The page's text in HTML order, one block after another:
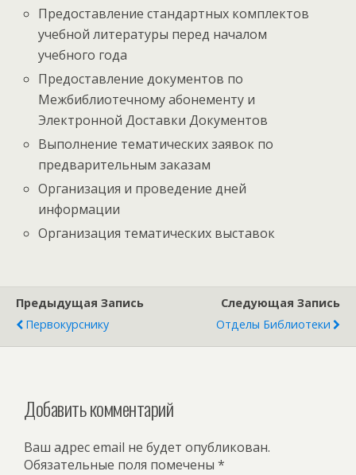
Предоставление стандартных комплектов
учебной литературы перед началом
учебного года
Предоставление документов по
Межбиблиотечному абонементу и
Электронной Доставки Документов
Выполнение тематических заявок по
предварительным заказам
Организация и проведение дней
информации
Организация тематических выставок
Предыдущая Запись
Первокурснику
Следующая Запись
Отделы Библиотеки
Добавить комментарий
Ваш адрес email не будет опубликован.
Обязательные поля помечены *